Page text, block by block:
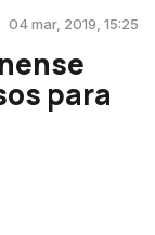
04 mar, 2019, 15:25
para